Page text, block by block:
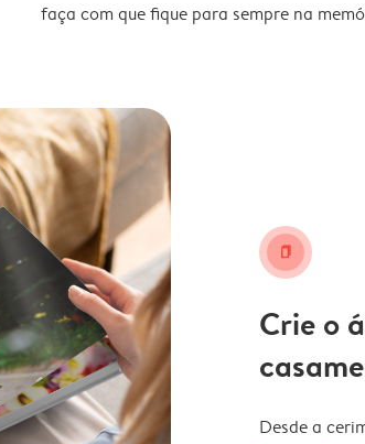
faça com que fique para sempre na
book
Crie o
Desde a